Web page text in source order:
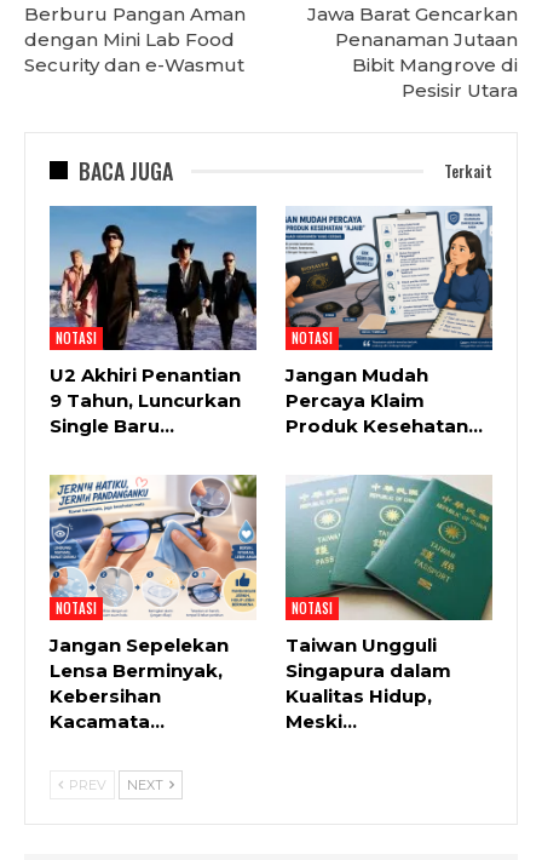
Berburu Pangan Aman
dengan Mini Lab Food
Security dan e-Wasmut
Jawa Barat Gencarkan
Penanaman Jutaan
Bibit Mangrove di
Pesisir Utara
BACA JUGA Terkait
NOTASI
U2 Akhiri Penantian
9 Tahun, Luncurkan
Single Baru…
NOTASI
Jangan Mudah
Percaya Klaim
Produk Kesehatan…
NOTASI
Jangan Sepelekan
Lensa Berminyak,
Kebersihan
Kacamata…
NOTASI
Taiwan Ungguli
Singapura dalam
Kualitas Hidup,
Meski…
PREV NEXT